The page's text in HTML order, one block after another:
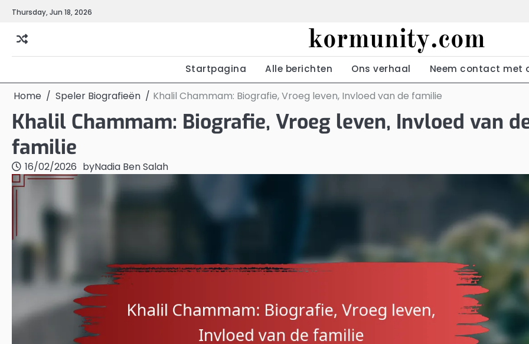
Skip
content
Thursday, Jun 18, 2026
kormunity.com
Startpagina Alle berichten Ons verhaal Neem contact met
Home Speler Biografieën Khalil Chammam: Biografie, Vroeg leven, Invloed van de familie
Khalil Chammam: Biografie, Vroeg leven, Invloed van
familie
16/02/2026 byNadia Ben Salah